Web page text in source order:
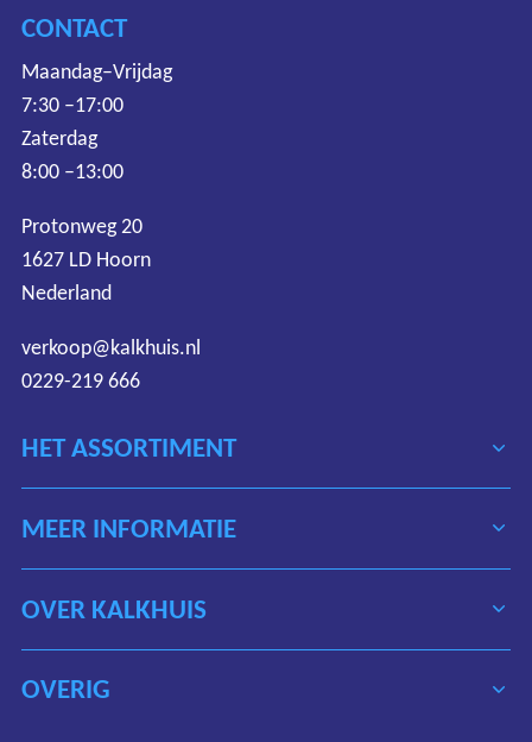
HET ASSORTIMENT
MEER INFORMATIE
OVER KALKHUIS
CONTACT
Maandag–Vrijdag
7:30 –17:00
Zaterdag
8:00 –13:00
Protonweg 20
1627 LD Hoorn
Nederland
verkoop@kalkhuis.nl
0229-219 666
OVERIG